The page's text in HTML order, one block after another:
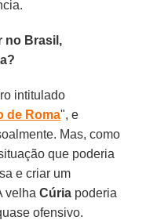
no Brasil,
intitulado
de Roma", e
Mas, como
que poderia
e criar um
velhaCúria poderia
ofensivo.